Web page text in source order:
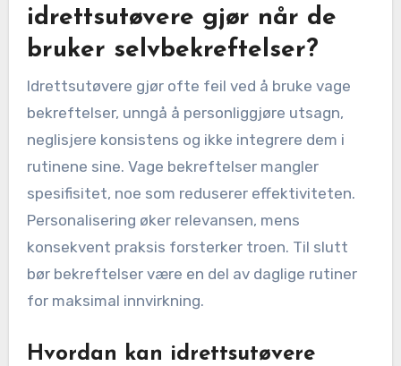
idrettsutøvere gjør når de
bruker selvbekreftelser?
Idrettsutøvere gjør ofte feil ved å bruke vage
bekreftelser, unngå å personliggjøre utsagn,
neglisjere konsistens og ikke integrere dem i
rutinene sine. Vage bekreftelser mangler
spesifisitet, noe som reduserer effektiviteten.
Personalisering øker relevansen, mens
konsekvent praksis forsterker troen. Til slutt
bør bekreftelser være en del av daglige rutiner
for maksimal innvirkning.
Hvordan kan idrettsutøvere